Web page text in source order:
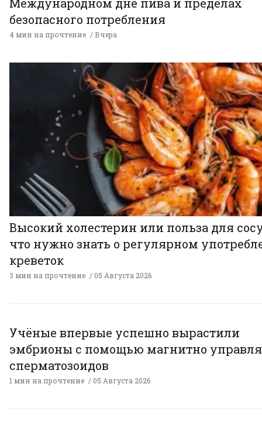
Международном дне пива и пределах
безопасного потребления
4 мин на прочтение Вчера
Высокий холестерин или польза для
что нужно знать о регулярном
креветок
3 мин на прочтение 05 Августа 2026
Учёные впервые успешно вырастили
эмбрионы с помощью магнитно
сперматозоидов
1 мин на прочтение 05 Августа 2026